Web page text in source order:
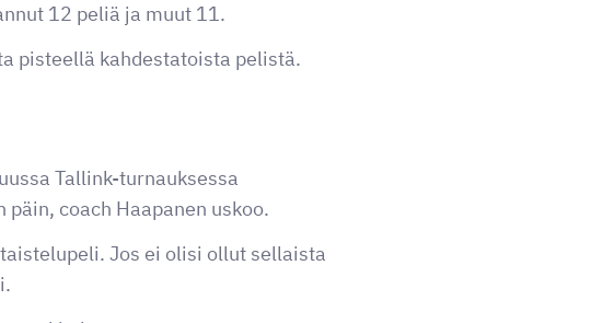
12 peliä ja muut 11.
pisteellä kahdestatoista pelistä.
Tallink-turnauksessa
coach Haapanen uskoo.
Jos ei olisi ollut sellaista